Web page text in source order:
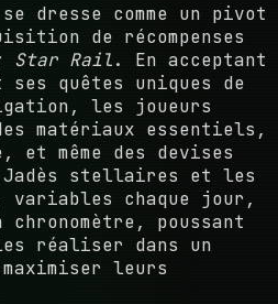
se dresse comme un pivot
de récompenses
Star Rail. En acceptant
ses quêtes uniques de
les joueurs
matériaux essentiels,
et même des devises
Jadès stellaires et les
variables chaque jour,
chronomètre, poussant
réaliser dans un
leurs